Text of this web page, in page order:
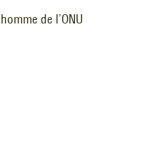
de l’ONU